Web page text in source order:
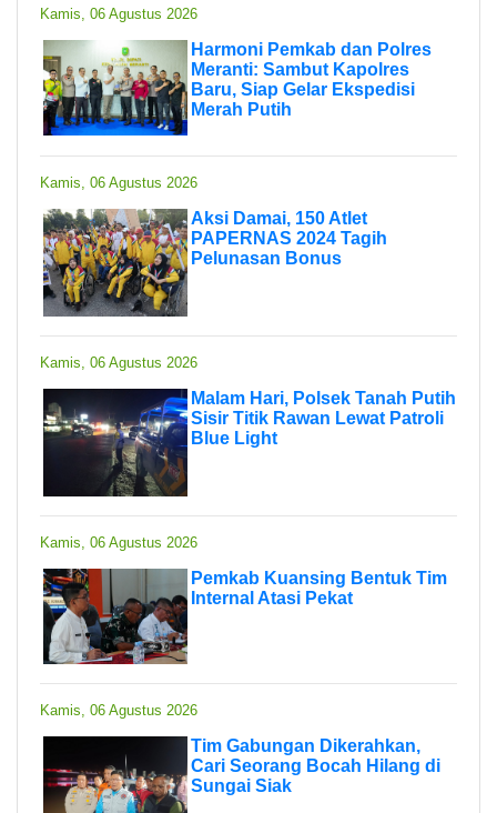
Kamis, 06 Agustus 2026
Harmoni Pemkab dan Polres
Meranti: Sambut Kapolres
Baru, Siap Gelar Ekspedisi
Merah Putih
Kamis, 06 Agustus 2026
Aksi Damai, 150 Atlet
PAPERNAS 2024 Tagih
Pelunasan Bonus
Kamis, 06 Agustus 2026
Malam Hari, Polsek Tanah Putih
Sisir Titik Rawan Lewat Patroli
Blue Light
Kamis, 06 Agustus 2026
Pemkab Kuansing Bentuk Tim
Internal Atasi Pekat
Kamis, 06 Agustus 2026
Tim Gabungan Dikerahkan,
Cari Seorang Bocah Hilang di
Sungai Siak